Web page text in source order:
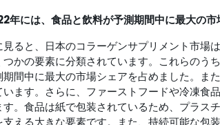
年には、食品と飲料が予測期間中に最大の市
見ると、日本のコラーゲンサプリメント市場
つかの要素に分類されています。これらのう
期間中に最大の市場シェアを占めました。ま
います。さらに、ファーストフードや冷凍食
す。食品は紙で包装されているため、プラス
支える大きな要素です。また、持続可能な包